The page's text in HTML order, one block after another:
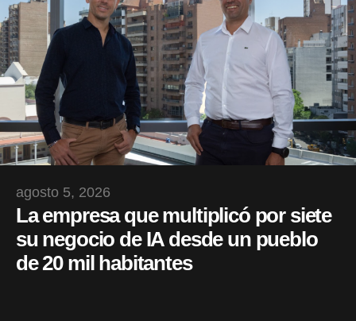
agosto 5, 2026
La empresa que multiplicó por siete
su negocio de IA desde un pueblo
de 20 mil habitantes